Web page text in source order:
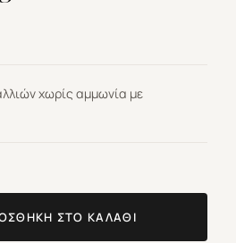
χωρίς αμμωνία με
ΣΤΟ ΚΑΛΆΘΙ